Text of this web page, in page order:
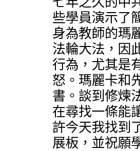
些學員演示了
身為教師的瑪
法輪大法，因
行為，尤其是
怒。瑪麗卡和
書。談到修煉
在尋找一條能
許今天我找到
展板，並祝願